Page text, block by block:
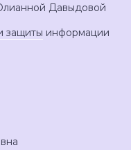
Давыдовой
защиты информации